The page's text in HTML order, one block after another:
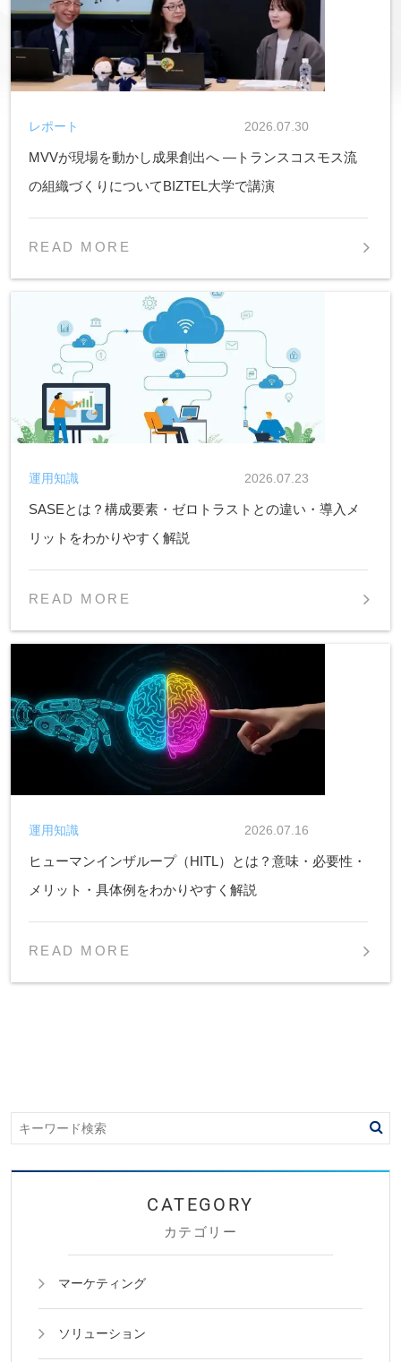
MVVが現場を動かし成果創出へ ―トランスコスモス流
の組織づくりについてBIZTEL大学で講演
2026.07.30
レポート
READ MORE
SASEとは？構成要素・ゼロトラストとの違い・導入メ
リットをわかりやすく解説
2026.07.23
運用知識
READ MORE
ヒューマンインザループ（HITL）とは？意味・必要性・
メリット・具体例をわかりやすく解説
2026.07.16
運用知識
READ MORE
カテゴリー
マーケティング
ソリューション